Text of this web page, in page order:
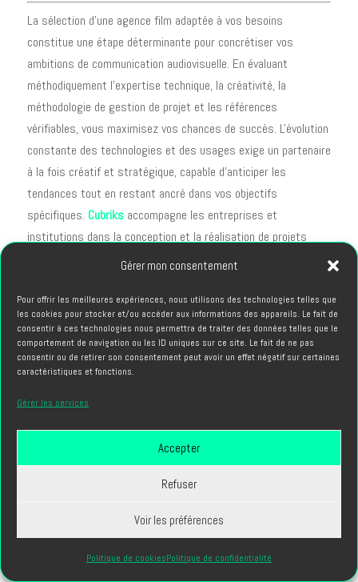
Gérer mon consentement
Pour offrir les meilleures expériences, nous utilisons des technologies telles que
les cookies pour stocker et/ou accéder aux informations des appareils. Le fait de
consentir à ces technologies nous permettra de traiter des données telles que le
comportement de navigation ou les ID uniques sur ce site. Le fait de ne pas
consentir ou de retirer son consentement peut avoir un effet négatif sur certaines
caractéristiques et fonctions.
Gérer les services
Accepter
Refuser
Voir les préférences
Politique de cookiesPolitique de confidentialité
La sélection d'une agence film adaptée à vos besoins
constitue une étape déterminante pour concrétiser vos
ambitions de communication audiovisuelle. En évaluant
méthodiquement l'expertise technique, la créativité, la
méthodologie de gestion de projet et les références
vérifiables, vous maximisez vos chances de succès. L'évolution
constante des technologies et des usages exige un partenaire
à la fois créatif et stratégique, capable d'anticiper les
tendances tout en restant ancré dans vos objectifs
spécifiques. Cubriksaccompagne les entreprises et
institutions dans la conception et la réalisation de projets
audiovisuels d'exception, en combinant originalité créative et
vidéo performants et mémorables.
LE BLOG